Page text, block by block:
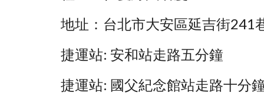
地址：台北市大安區延吉街241
捷運站: 安和站走路五分鐘
捷運站: 國父紀念館站走路十分